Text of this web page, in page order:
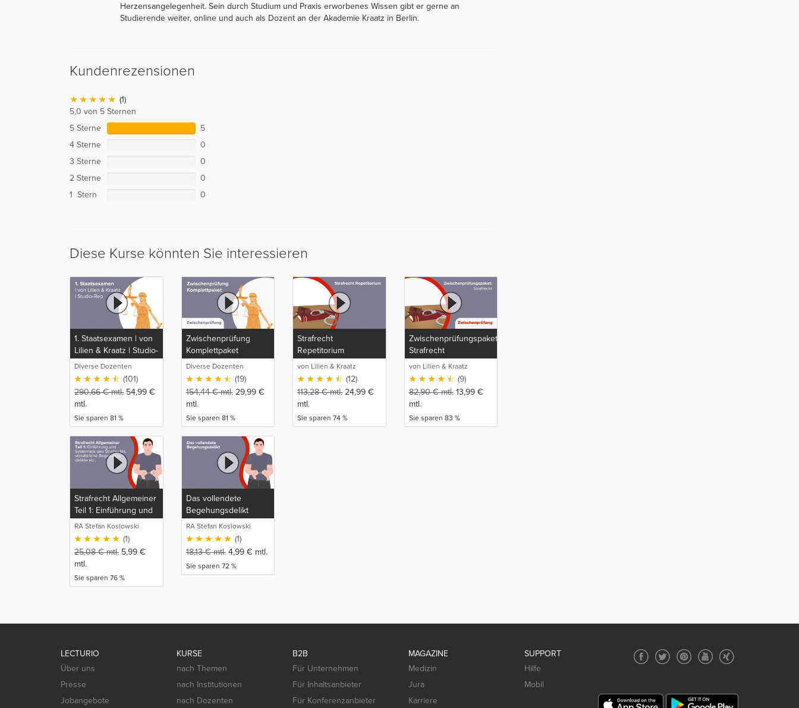
Herzensangelegenheit. Sein durch Studium und Praxis erworbenes Wissen gibt er gerne an
Studierende weiter, online und auch als Dozent an der Akademie Kraatz in Berlin.
Kundenrezensionen
(1)
5,0 von 5 Sternen
5 Sterne
5
4 Sterne
0
3 Sterne
0
2 Sterne
0
1 Stern
0
Diese Kurse könnten Sie interessieren
1. Staatsexamen | von
Lilien & Kraatz | Studio-
Rep
Diverse Dozenten
(101)
290,66€mtl. 54,99 €
mtl.
Sie sparen 81 %
Zwischenprüfung
Komplettpaket
Diverse Dozenten
(19)
154,44€mtl. 29,99 €
mtl.
Sie sparen 81 %
Strafrecht
Repetitorium
von Lilien & Kraatz
(12)
113,28€mtl. 24,99 €
mtl.
Sie sparen 74 %
Zwischenprüfungspaket:
Strafrecht
von Lilien & Kraatz
(9)
82,90€mtl. 13,99 €
mtl.
Sie sparen 83 %
Strafrecht Allgemeiner
Teil 1: Einführung und
Systematik des
Strafrechts,
Begehungsdelikte,
Unterlassungsdelikte,
Fahrlässigkeitsdelikte,
RA Stefan Koslowski
(1)
25,08€mtl. 5,99 €
mtl.
Sie sparen 76 %
Das vollendete
Begehungsdelikt
RA Stefan Koslowski
(1)
18,13€mtl. 4,99 € mtl.
Sie sparen 72 %
LECTURIO
Über uns
Presse
Jobangebote
KURSE
nach Themen
nach Institutionen
nach Dozenten
B2B
Für Unternehmen
Für Inhaltsanbieter
Für Konferenzanbieter
MAGAZINE
Medizin
Jura
Karriere
SUPPORT
Hilfe
Mobil